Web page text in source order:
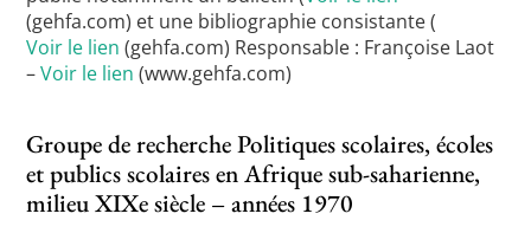
(gehfa.com) et une bibliographie consistante (
Voir le lien (gehfa.com) Responsable : Françoise Laot
–Voir le lien (www.gehfa.com)
Groupe de recherche Politiques scolaires, écoles
et publics scolaires en Afrique sub-saharienne,
milieu XIXe siècle – années 1970